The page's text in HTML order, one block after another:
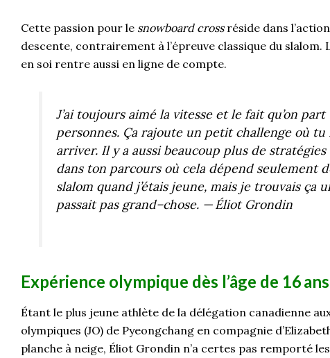
Cette passion pour le snowboard cross réside dans l’action
descente, contrairement à l’épreuve classique du
en soi rentre aussi en ligne de compte.
J’ai toujours aimé la vitesse et le fait qu’on
personnes. Ça rajoute un petitchallengeoù tu
arriver. Il y a aussi beaucoup plus de
dans ton parcours où cela dépend seulement
slalom quand j’étais jeune, mais je trouvais ça
passait pas grand–chose. — ÉliotGrondin
Expérience olympique dès l’âge de 16ans
Étant le plus jeune athlète de la délégation canadienne
olympiques (JO) de Pyeongchang en compagnie
planche à neige, Éliot Grondin n’a certes pas remporté